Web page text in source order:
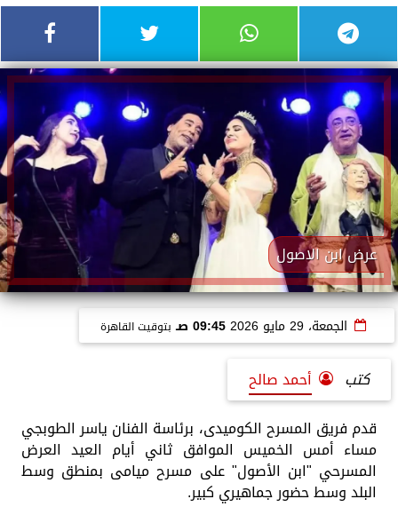
عرض ابن الاصول
الجمعة، 29 مايو 2026 09:45 صـ بتوقيت القاهرة
كتب
أحمد صالح
قدم فريق المسرح الكوميدى، برئاسة الفنان ياسر الطوبجي
مساء أمس الخميس الموافق ثاني أيام العيد العرض
المسرحي "ابن الأصول" على مسرح ميامى بمنطق وسط
البلد وسط حضور جماهيري كبير.